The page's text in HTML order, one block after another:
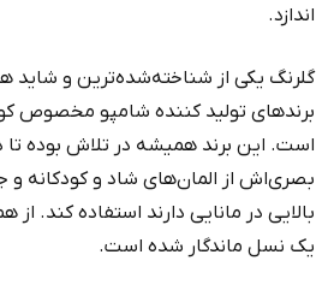
اندازد.
گلرنگ یکی از شناخته‌شده‌ترین و شاید
برند‌های تولید کننده شامپو مخصوص
است. این برند همیشه در تلاش بوده
بصری‌اش از المان‌های شاد و کودکانه و
بالایی در مانایی دارند استفاده کند.
یک نسل ماندگار شده است.